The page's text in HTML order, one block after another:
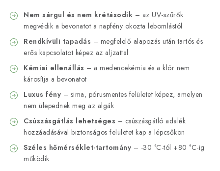
Nem sárgul és nem krétásodik – az UV-szűrők
megvédik a bevonatot a napfény okozta lebomlástól
Rendkívüli tapadás – megfelelő alapozás után tartós és
erős kapcsolatot képez az aljzattal
Kémiai ellenállás – a medencekémia és a klór nem
károsítja a bevonatot
Luxus fény – sima, pórusmentes felületet képez, amelyen
nem ülepednek meg az algák
Csúszásgátlás lehetséges – csúszásgátló adalék
hozzáadásával biztonságos felületet kap a lépcsőkön
Széles hőmérséklet-tartomány – -30 °C-tól +80 °C-ig
működik